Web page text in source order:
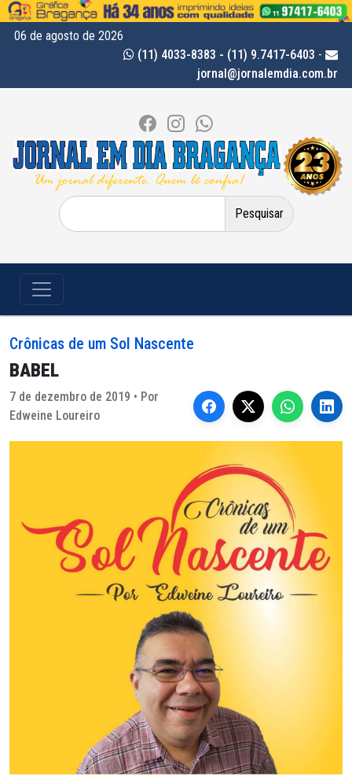
06 de agosto de 2026
(11) 4033-8383 - (11) 9.7417-6403 -
jornal@jornalemdia.com.br
Pesquisar
por:
Crônicas de um Sol Nascente
BABEL
7 de dezembro de 2019 • Por
Edweine Loureiro